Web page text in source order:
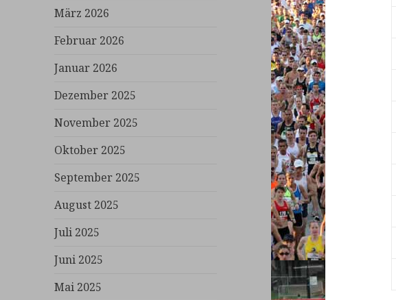
März 2026
Februar 2026
Januar 2026
Dezember 2025
November 2025
Oktober 2025
September 2025
August 2025
Juli 2025
Juni 2025
Mai 2025